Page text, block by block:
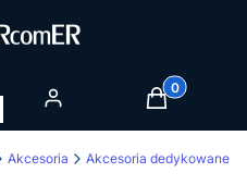
Produkty w
Akcesoria Akcesoria dedykowane